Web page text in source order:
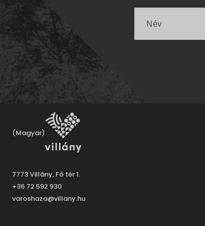
(Magyar)
7773 Villány, Fő tér 1.
+36 72 592 930
varoshaza@villany.hu